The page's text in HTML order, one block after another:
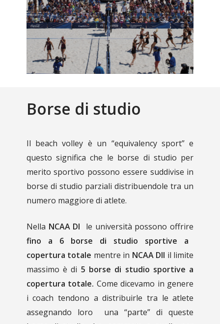
Borse di studio
Il beach volley è un “equivalency sport” e
questo significa che le borse di studio per
merito sportivo possono essere suddivise in
borse di studio parziali distribuendole tra un
numero maggiore di atlete.
Nella NCAA DI le università possono offrire
fino a 6 borse di studio sportive a
copertura totale mentre in NCAA DII il limite
massimo è di 5 borse di studio sportive a
copertura totale. Come dicevamo in genere
i coach tendono a distribuirle tra le atlete
assegnando loro una “parte” di queste